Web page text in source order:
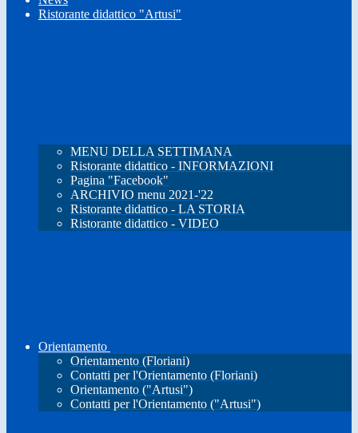
Ristorante didattico "Artusi"
MENU DELLA SETTIMANA
Ristorante didattico - INFORMAZIONI
Pagina "Facebook"
ARCHIVIO menu 2021-'22
Ristorante didattico - LA STORIA
Ristorante didattico - VIDEO
Orientamento
Orientamento (Floriani)
Contatti per l'Orientamento (Floriani)
Orientamento ("Artusi")
Contatti per l'Orientamento ("Artusi")